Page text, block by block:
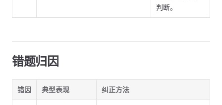
判断。
错题归因
错因 典型表现 纠正方法